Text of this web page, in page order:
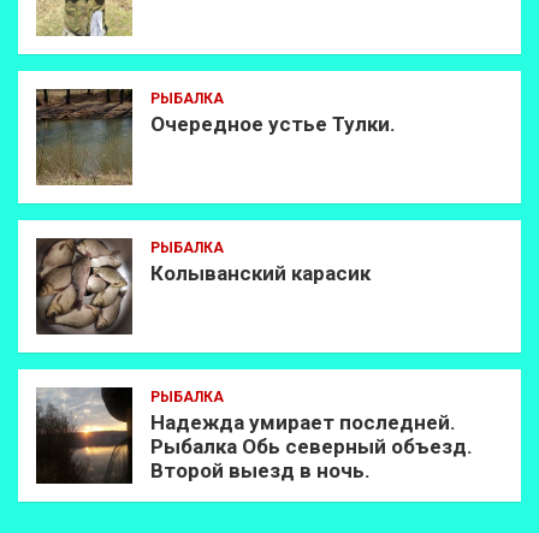
РЫБАЛКА
Очередное устье Тулки.
РЫБАЛКА
Колыванский карасик
РЫБАЛКА
Надежда умирает последней.
Рыбалка Обь северный объезд.
Второй выезд в ночь.